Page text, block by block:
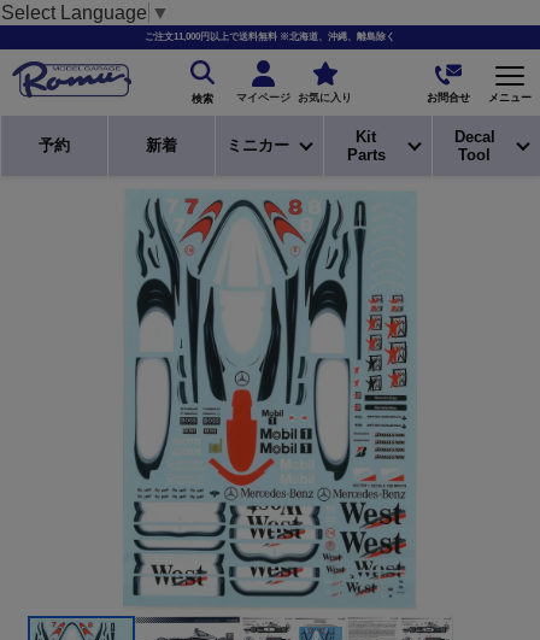
Select Language ▼
ご注文11,000円以上で送料無料 ※北海道、沖縄、離島除く
検索 マイページ お気に入り お問合せ メニュー
予約 新着 ミニカー
Kit
Parts
Decal
Tool